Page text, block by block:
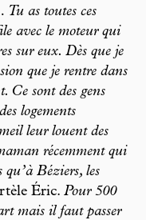
as toutes ces
avec le moteur qui
sur eux. Dès que je
que je rentre dans
Ce sont des gens
logements
leur louent des
récemment qui
qu’à Béziers, les
Éric. Pour 500
mais il faut passer